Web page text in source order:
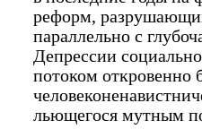
реформ,
параллельно с
Депрессии
потоком откровенно
льющегося мутным